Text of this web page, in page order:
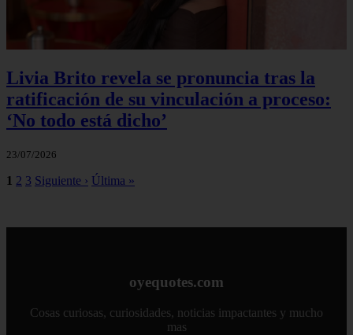
Livia Brito revela se pronuncia tras la
ratificación de su vinculación a proceso:
‘No todo está dicho’
23/07/2026
1 2 3 Siguiente › Última »
oyequotes.com
Cosas curiosas, curiosidades, noticias impactantes y mucho
mas